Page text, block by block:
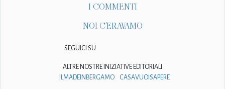
I COMMENTI
NOI C'ERAVAMO
SEGUICI SU
ALTRE NOSTRE INIZIATIVE EDITORIALI
ILMADEINBERGAMO
CASAVUOISAPERE